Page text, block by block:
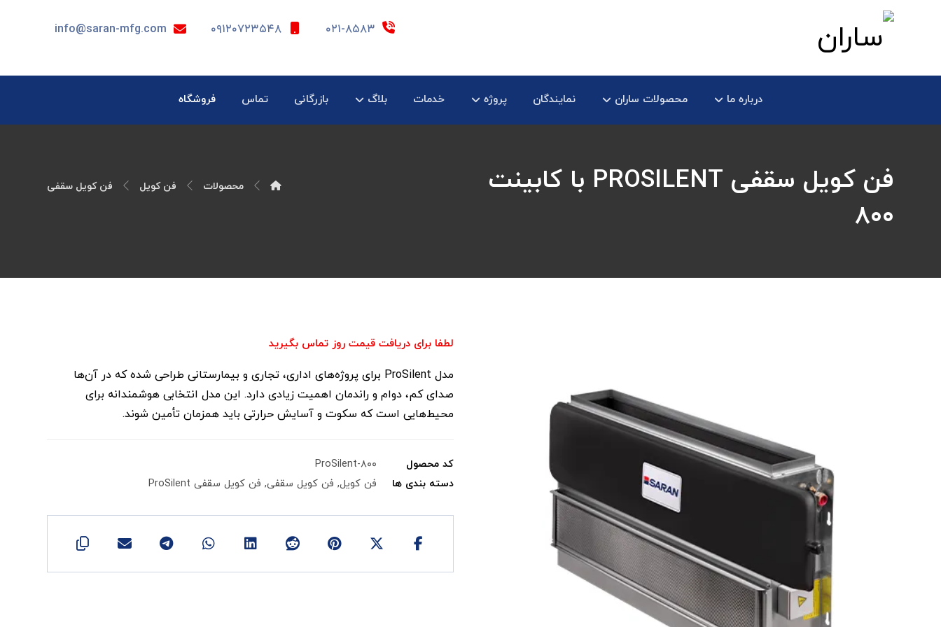
info@saran-mfg.com ۰۹۱۲۰۷۲۳۵۴۸ ۰۲۱-۸۵۸۳
درباره ما محصولات ساران نمایندگان پروژه خدمات بلاگ بازرگانی تماس فروشگاه
فن کویل سقفی PROSILENT با کابینت
۸۰۰
محصولات فن کویل فن کویل سقفی
لطفا برای دریافت قیمت روز تماس بگیرید
مدل ProSilent برای پروژه‌های اداری، تجاری و بیمارستانی طراحی شده که در آن‌ها
صدای کم، دوام و راندمان اهمیت زیادی دارد. این مدل انتخابی هوشمندانه برای
محیط‌هایی است که سکوت و آسایش حرارتی باید همزمان تأمین شوند.
کد محصول
ProSilent-۸۰۰
دسته بندی ها
فن کویل, فن کویل سقفی, فن کویل سقفی ProSilent